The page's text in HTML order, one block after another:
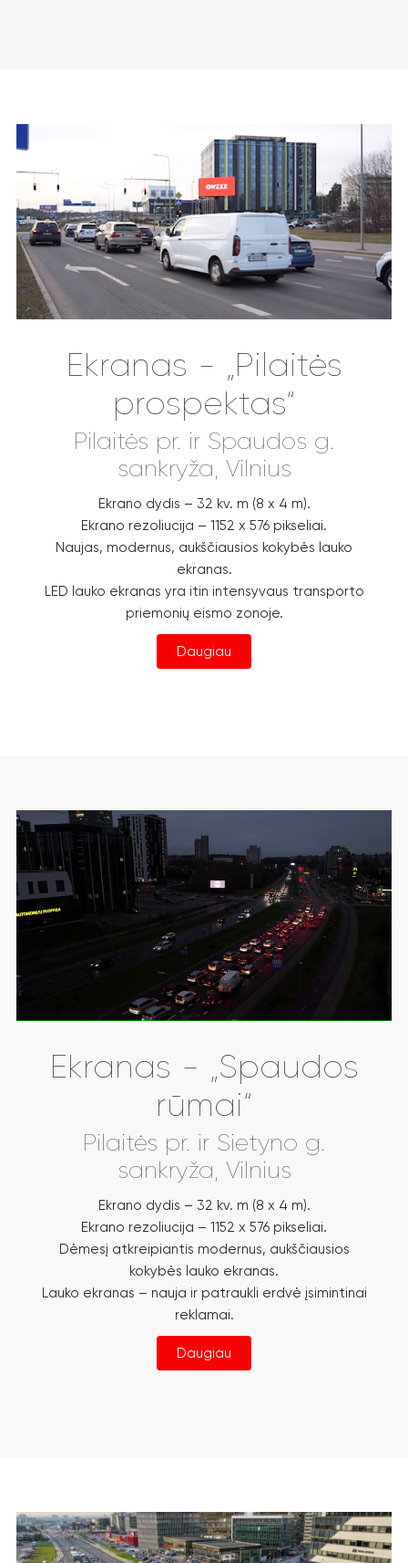
Ekranas - „Pilaitės
prospektas“
Pilaitės pr. ir Spaudos g.
sankryža, Vilnius
Ekrano dydis – 32 kv. m (8 x 4 m).
Ekrano rezoliucija – 1152 x 576 pikseliai.
Naujas, modernus, aukščiausios kokybės lauko
ekranas.
LED lauko ekranas yra itin intensyvaus transporto
priemonių eismo zonoje.
Daugiau
Ekranas - „Spaudos
rūmai“
Pilaitės pr. ir Sietyno g.
sankryža, Vilnius
Ekrano dydis – 32 kv. m (8 x 4 m).
Ekrano rezoliucija – 1152 x 576 pikseliai.
Dėmesį atkreipiantis modernus, aukščiausios
kokybės lauko ekranas.
Lauko ekranas – nauja ir patraukli erdvė įsimintinai
reklamai.
Daugiau